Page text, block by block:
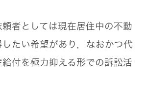
頼者としては現在居住中の不動
たい希望があり，なおかつ代
付を極力抑える形での訴訟活